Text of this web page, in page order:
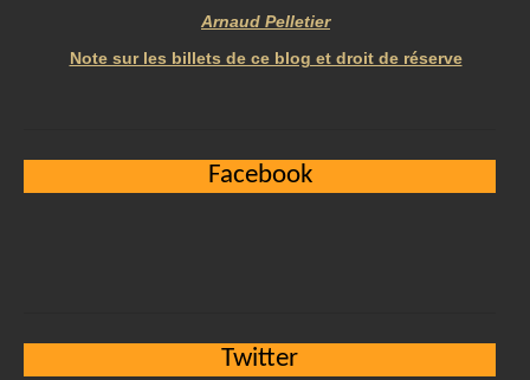
Arnaud Pelletier
Note sur les billets de ce blog et droit de réserve
Facebook
Twitter